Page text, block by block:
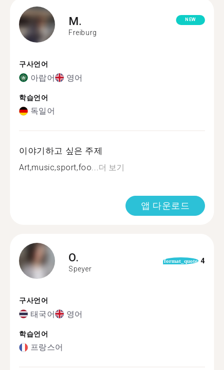
M.
Freiburg
NEW
구사언어
아랍어 영어
학습언어
독일어
이야기하고 싶은 주제
Art,music,sport,foo...더 보기
앱 다운로드
O.
Speyer
format_quote 4
구사언어
태국어 영어
학습언어
프랑스어